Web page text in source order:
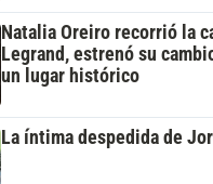
Natalia Oreiro recorrió la
Legrand, estrenó su
un lugar histórico
La íntima despedida de